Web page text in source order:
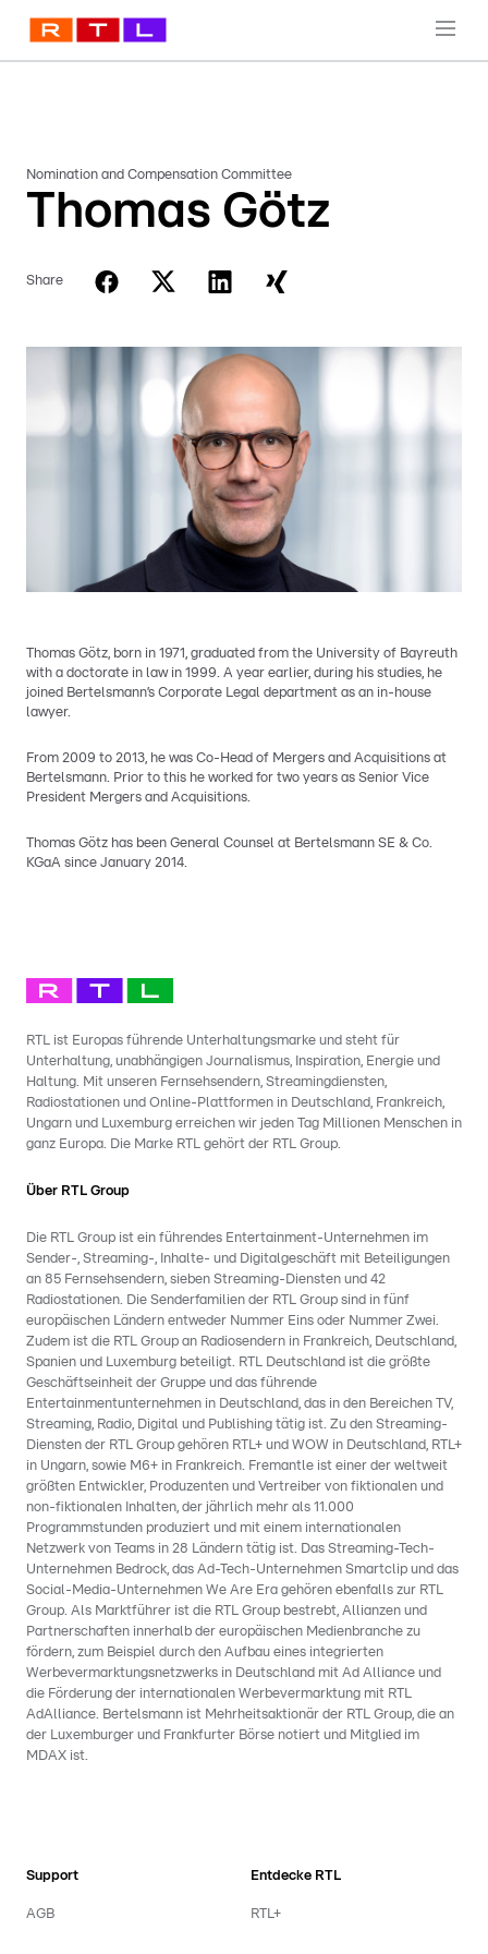
Nomination and Compensation Committee
Thomas Götz
Share
Thomas Götz, born in 1971, graduated from the University of Bayreuth
with a doctorate in law in 1999. A year earlier, during his studies, he
joined Bertelsmann’s Corporate Legal department as an in-house
lawyer.
From 2009 to 2013, he was Co-Head of Mergers and Acquisitions at
Bertelsmann. Prior to this he worked for two years as Senior Vice
President Mergers and Acquisitions.
Thomas Götz has been General Counsel at Bertelsmann SE & Co.
KGaA since January 2014.
RTL ist Europas führende Unterhaltungsmarke und steht für
Unterhaltung, unabhängigen Journalismus, Inspiration, Energie und
Haltung. Mit unseren Fernsehsendern, Streamingdiensten,
Radiostationen und Online-Plattformen in Deutschland, Frankreich,
Ungarn und Luxemburg erreichen wir jeden Tag Millionen Menschen in
ganz Europa. Die Marke RTL gehört der RTL Group.
Über RTL Group
Die RTL Group ist ein führendes Entertainment-Unternehmen im
Sender-, Streaming-, Inhalte- und Digitalgeschäft mit Beteiligungen
an 85 Fernsehsendern, sieben Streaming-Diensten und 42
Radiostationen. Die Senderfamilien der RTL Group sind in fünf
europäischen Ländern entweder Nummer Eins oder Nummer Zwei.
Zudem ist die RTL Group an Radiosendern in Frankreich, Deutschland,
Spanien und Luxemburg beteiligt. RTL Deutschland ist die größte
Geschäftseinheit der Gruppe und das führende
Entertainmentunternehmen in Deutschland, das in den Bereichen TV,
Streaming, Radio, Digital und Publishing tätig ist. Zu den Streaming-
Diensten der RTL Group gehören RTL+ und WOW in Deutschland, RTL+
in Ungarn, sowie M6+ in Frankreich. Fremantle ist einer der weltweit
größten Entwickler, Produzenten und Vertreiber von fiktionalen und
non-fiktionalen Inhalten, der jährlich mehr als 11.000
Programmstunden produziert und mit einem internationalen
Netzwerk von Teams in 28 Ländern tätig ist. Das Streaming-Tech-
Unternehmen Bedrock, das Ad-Tech-Unternehmen Smartclip und das
Social-Media-Unternehmen We Are Era gehören ebenfalls zur RTL
Group. Als Marktführer ist die RTL Group bestrebt, Allianzen und
Partnerschaften innerhalb der europäischen Medienbranche zu
fördern, zum Beispiel durch den Aufbau eines integrierten
Werbevermarktungsnetzwerks in Deutschland mit Ad Alliance und
die Förderung der internationalen Werbevermarktung mit RTL
AdAlliance. Bertelsmann ist Mehrheitsaktionär der RTL Group, die an
der Luxemburger und Frankfurter Börse notiert und Mitglied im
MDAX ist.
Support
AGB
Entdecke RTL
RTL+